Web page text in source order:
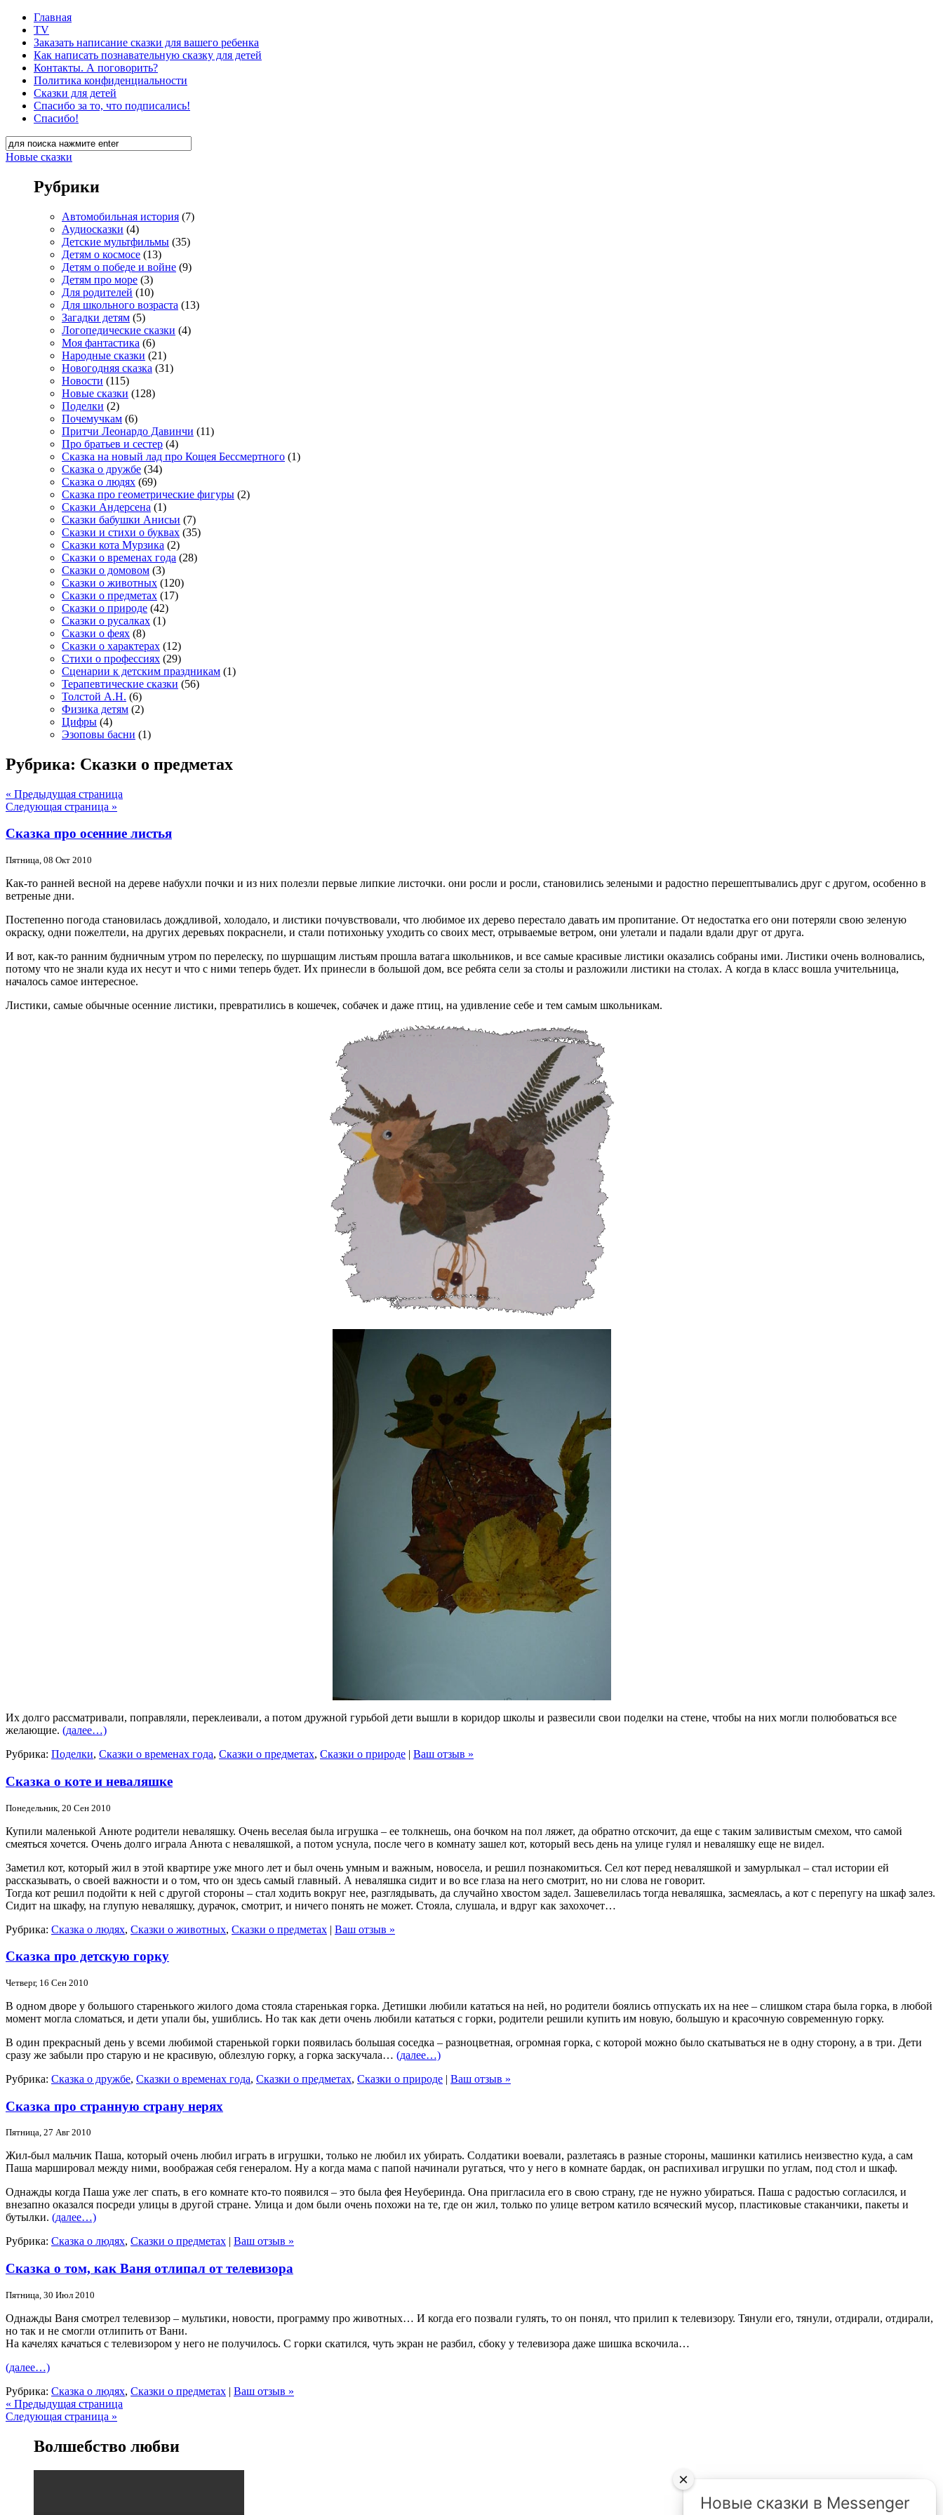
Главная
TV
Заказать написание сказки для вашего ребенка
Как написать познавательную сказку для детей
Контакты. А поговорить?
Политика конфиденциальности
Сказки для детей
Спасибо за то, что подписались!
Спасибо!
Новые сказки
Рубрики
Автомобильная история (7)
Аудиосказки (4)
Детские мультфильмы (35)
Детям о космосе (13)
Детям о победе и войне (9)
Детям про море (3)
Для родителей (10)
Для школьного возраста (13)
Загадки детям (5)
Логопедические сказки (4)
Моя фантастика (6)
Народные сказки (21)
Новогодняя сказка (31)
Новости (115)
Новые сказки (128)
Поделки (2)
Почемучкам (6)
Притчи Леонардо Давинчи (11)
Про братьев и сестер (4)
Сказка на новый лад про Кощея Бессмертного (1)
Сказка о дружбе (34)
Сказка о людях (69)
Сказка про геометрические фигуры (2)
Сказки Андерсена (1)
Сказки бабушки Анисьи (7)
Сказки и стихи о буквах (35)
Сказки кота Мурзика (2)
Сказки о временах года (28)
Сказки о домовом (3)
Сказки о животных (120)
Сказки о предметах (17)
Сказки о природе (42)
Сказки о русалках (1)
Сказки о феях (8)
Сказки о характерах (12)
Стихи о профессиях (29)
Сценарии к детским праздникам (1)
Терапевтические сказки (56)
Толстой А.Н. (6)
Физика детям (2)
Цифры (4)
Эзоповы басни (1)
Рубрика: Сказки о предметах
« Предыдущая страница
Следующая страница »
Сказка про осенние листья
Пятница, 08 Окт 2010
Как-то ранней весной на дереве набухли почки и из них полезли первые липкие листочки. они росли и росли, становились зелеными и радостно перешептывались друг с другом, особенно в
ветреные дни.
Постепенно погода становилась дождливой, холодало, и листики почувствовали, что любимое их дерево перестало давать им пропитание. От недостатка его они потеряли свою зеленую
окраску, одни пожелтели, на других деревьях покраснели, и стали потихоньку уходить со своих мест, отрываемые ветром, они улетали и падали вдали друг от друга.
И вот, как-то ранним будничным утром по перелеску, по шуршащим листьям прошла ватага школьников, и все самые красивые листики оказались собраны ими. Листики очень волновались,
потому что не знали куда их несут и что с ними теперь будет. Их принесли в большой дом, все ребята сели за столы и разложили листики на столах. А когда в класс вошла учительница,
началось самое интересное.
Листики, самые обычные осенние листики, превратились в кошечек, собачек и даже птиц, на удивление себе и тем самым школьникам.
Их долго рассматривали, поправляли, переклеивали, а потом дружной гурьбой дети вышли в коридор школы и развесили свои поделки на стене, чтобы на них могли полюбоваться все
желающие. (далее…)
Рубрика: Поделки, Сказки о временах года, Сказки о предметах, Сказки о природе | Ваш отзыв »
Сказка о коте и неваляшке
Понедельник, 20 Сен 2010
Купили маленькой Анюте родители неваляшку. Очень веселая была игрушка – ее толкнешь, она бочком на пол ляжет, да обратно отскочит, да еще с таким заливистым смехом, что самой
смеяться хочется. Очень долго играла Анюта с неваляшкой, а потом уснула, после чего в комнату зашел кот, который весь день на улице гулял и неваляшку еще не видел.
Заметил кот, который жил в этой квартире уже много лет и был очень умным и важным, новосела, и решил познакомиться. Сел кот перед неваляшкой и замурлыкал – стал истории ей
рассказывать, о своей важности и о том, что он здесь самый главный. А неваляшка сидит и во все глаза на него смотрит, но ни слова не говорит.
Тогда кот решил подойти к ней с другой стороны – стал ходить вокруг нее, разглядывать, да случайно хвостом задел. Зашевелилась тогда неваляшка, засмеялась, а кот с перепугу на шкаф залез.
Сидит на шкафу, на глупую неваляшку, дурачок, смотрит, и ничего понять не может. Стояла, слушала, и вдруг как захохочет…
Рубрика: Сказка о людях, Сказки о животных, Сказки о предметах | Ваш отзыв »
Сказка про детскую горку
Четверг, 16 Сен 2010
В одном дворе у большого старенького жилого дома стояла старенькая горка. Детишки любили кататься на ней, но родители боялись отпускать их на нее – слишком стара была горка, в любой
момент могла сломаться, и дети упали бы, ушиблись. Но так как дети очень любили кататься с горки, родители решили купить им новую, большую и красочную современную горку.
В один прекрасный день у всеми любимой старенькой горки появилась большая соседка – разноцветная, огромная горка, с которой можно было скатываться не в одну сторону, а в три. Дети
сразу же забыли про старую и не красивую, облезлую горку, а горка заскучала… (далее…)
Рубрика: Сказка о дружбе, Сказки о временах года, Сказки о предметах, Сказки о природе | Ваш отзыв »
Сказка про странную страну нерях
Пятница, 27 Авг 2010
Жил-был мальчик Паша, который очень любил играть в игрушки, только не любил их убирать. Солдатики воевали, разлетаясь в разные стороны, машинки катились неизвестно куда, а сам
Паша маршировал между ними, воображая себя генералом. Ну а когда мама с папой начинали ругаться, что у него в комнате бардак, он распихивал игрушки по углам, под стол и шкаф.
Однажды когда Паша уже лег спать, в его комнате кто-то появился – это была фея Неуберинда. Она пригласила его в свою страну, где не нужно убираться. Паша с радостью согласился, и
внезапно оказался посреди улицы в другой стране. Улица и дом были очень похожи на те, где он жил, только по улице ветром катило всяческий мусор, пластиковые стаканчики, пакеты и
бутылки. (далее…)
Рубрика: Сказка о людях, Сказки о предметах | Ваш отзыв »
Сказка о том, как Ваня отлипал от телевизора
Пятница, 30 Июл 2010
Однажды Ваня смотрел телевизор – мультики, новости, программу про животных… И когда его позвали гулять, то он понял, что прилип к телевизору. Тянули его, тянули, отдирали, отдирали,
но так и не смогли отлипить от Вани.
На качелях качаться с телевизором у него не получилось. С горки скатился, чуть экран не разбил, сбоку у телевизора даже шишка вскочила…
(далее…)
Рубрика: Сказка о людях, Сказки о предметах | Ваш отзыв »
« Предыдущая страница
Следующая страница »
Волшебство любви
Новые сказки в Messenger
×